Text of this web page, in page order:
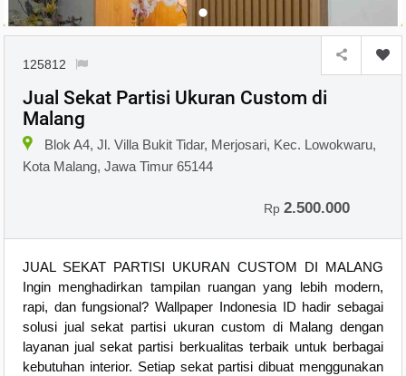
125812
Jual Sekat Partisi Ukuran Custom di
Malang
Blok A4, Jl. Villa Bukit Tidar, Merjosari, Kec. Lowokwaru,
Kota Malang, Jawa Timur 65144
Rp2.500.000
JUAL SEKAT PARTISI UKURAN CUSTOM DI MALANG
Ingin menghadirkan tampilan ruangan yang lebih modern,
rapi, dan fungsional? Wallpaper Indonesia ID hadir sebagai
solusi jual sekat partisi ukuran custom di Malang dengan
layanan jual sekat partisi berkualitas terbaik untuk berbagai
kebutuhan interior. Setiap sekat partisi dibuat menggunakan